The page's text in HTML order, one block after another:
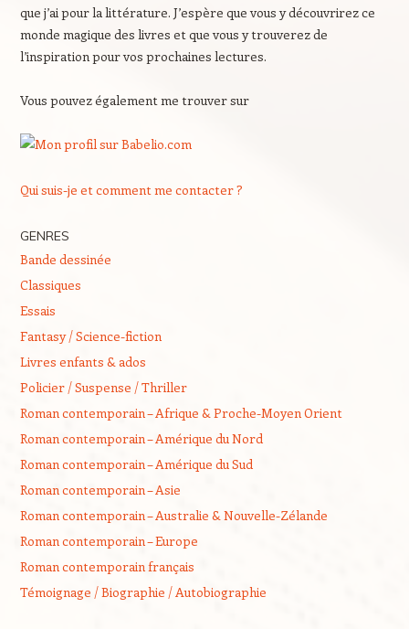
que j’ai pour la littérature. J’espère que vous y découvrirez ce
monde magique des livres et que vous y trouverez de
l’inspiration pour vos prochaines lectures.
Vous pouvez également me trouver sur
Qui suis-je et comment me contacter ?
GENRES
Bande dessinée
Classiques
Essais
Fantasy / Science-fiction
Livres enfants & ados
Policier / Suspense / Thriller
Roman contemporain – Afrique & Proche-Moyen Orient
Roman contemporain – Amérique du Nord
Roman contemporain – Amérique du Sud
Roman contemporain – Asie
Roman contemporain – Australie & Nouvelle-Zélande
Roman contemporain – Europe
Roman contemporain français
Témoignage / Biographie / Autobiographie